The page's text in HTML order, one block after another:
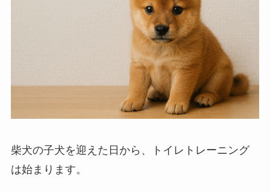
柴犬の子犬を迎えた日から、トイレトレーニング
は始まります。